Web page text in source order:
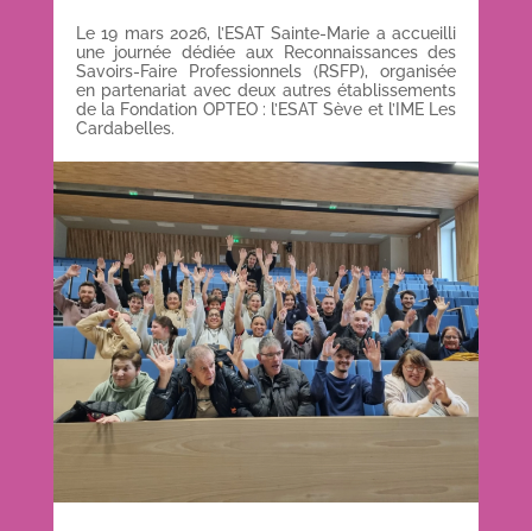
Le 19 mars 2026, l’ESAT Sainte-Marie a accueilli
une journée dédiée aux Reconnaissances des
Savoirs-Faire Professionnels (RSFP), organisée
en partenariat avec deux autres établissements
de la Fondation OPTEO : l’ESAT Sève et l’IME Les
Cardabelles.